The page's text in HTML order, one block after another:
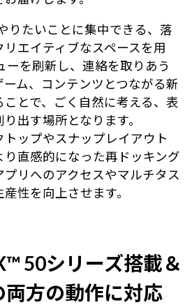
りたいことに集中できる、落
エイティブなスペースを用
ーを刷新し、連絡を取りあう
ム、コンテンツとつながる新
ことで、ごく自然に考える、表
出す場所となります。
ップやスナップレイアウト
直感的になった再ドッキング
リへのアクセスやマルチタス
性を向上させます。
50シリーズ搭載＆
方の動作に対応